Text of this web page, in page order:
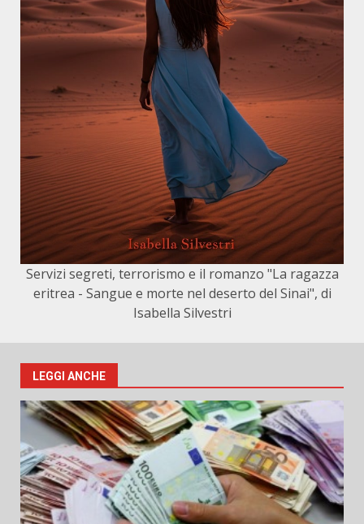
Servizi segreti, terrorismo e il romanzo "La ragazza
eritrea - Sangue e morte nel deserto del Sinai", di
Isabella Silvestri
LEGGI ANCHE